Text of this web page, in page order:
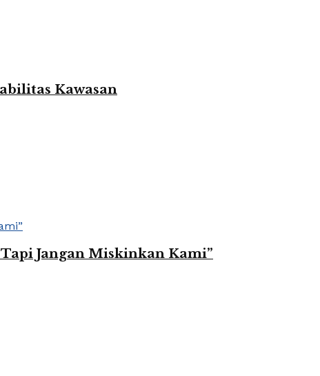
Kawasan
Jangan Miskinkan Kami”